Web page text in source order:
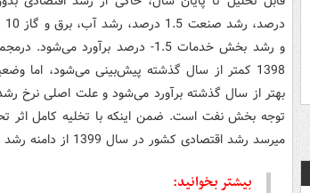
و رشد بخش خدمات 1.5- درصد
1398 کمتر از سال گذشته پیش‌بینی می‌شود، اما
میرسد رشد اقتصادی کشور در سال 1399 از دامنه رشد منفی خارج شود.
بیشتر بخوانید: